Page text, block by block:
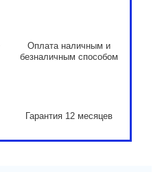
Оплата наличным и
безналичным способом
Гарантия 12 месяцев